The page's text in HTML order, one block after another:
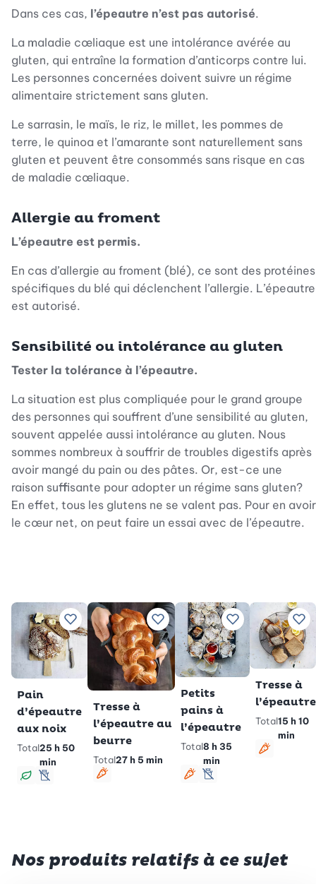
Dans ces cas, l’épeautre n’est pas autorisé.
La maladie cœliaque est une intolérance avérée au
gluten, qui entraîne la formation d’anticorps contre lui.
Les personnes concernées doivent suivre un régime
alimentaire strictement sans gluten.
Le sarrasin, le maïs, le riz, le millet, les pommes de
terre, le quinoa et l’amarante sont naturellement sans
gluten et peuvent être consommés sans risque en cas
de maladie cœliaque.
Allergie au froment
L’épeautre est permis.
En cas d’allergie au froment (blé), ce sont des protéines
spécifiques du blé qui déclenchent l’allergie. L’épeautre
est autorisé.
Sensibilité ou intolérance au gluten
Tester la tolérance à l’épeautre.
La situation est plus compliquée pour le grand groupe
des personnes qui souffrent d’une sensibilité au gluten,
souvent appelée aussi intolérance au gluten. Nous
sommes nombreux à souffrir de troubles digestifs après
avoir mangé du pain ou des pâtes. Or, est-ce une
raison suffisante pour adopter un régime sans gluten?
En effet, tous les glutens ne se valent pas. Pour en avoir
le cœur net, on peut faire un essai avec de l’épeautre.
Ajouter à vos recettes préférées
Pain
d’épeautre
aux noix
Total25 h 50
min
Végansans lactose
Ajouter à vos recettes
Tresse à
l’épeautre au
beurre
Total27 h 5 min
Végétarien
Ajouter à vos
Petits
pains à
l’épeautre
Total8 h 35
min
Végétarien
sans lactose
Tresse à
l’épeautre
Total15 h 10
min
Nos produits relatifs à ce sujet